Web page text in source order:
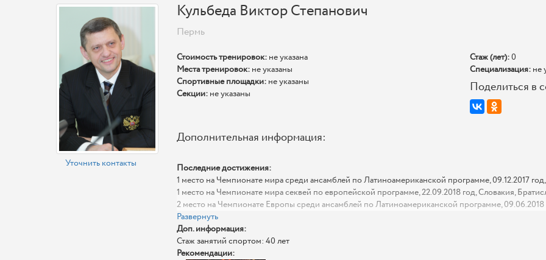
Уточнить контакты
Кульбеда Виктор Степанович
Пермь
Стоимость тренировок: не указана
Места тренировок: не указаны
Спортивные площадки: не указаны
Секции: не указаны
Стаж (лет):0
Специализация: не
Поделиться в
Дополнительная информация:
Последние достижения:
1 место на Чемпионате мира среди ансамблей по Латиноамериканской программе, 09.12.2017
1 место на Чемпионате мира секвей по европейской программе, 22.09.2018 год, Словакия,
2 место на Чемпионате Европы среди ансамблей по Латиноамериканской программе,
Развернуть
Доп. информация:
Стаж занятий спортом: 40 лет
Рекомендации: